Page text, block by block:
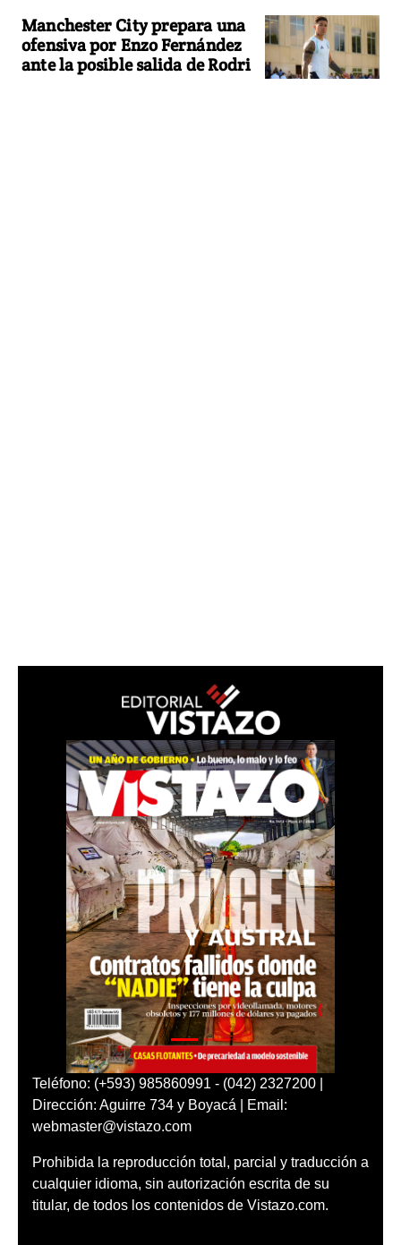
Manchester City prepara una
ofensiva por Enzo Fernández
ante la posible salida de Rodri
Teléfono: (+593) 985860991 - (042) 2327200 |
Dirección: Aguirre 734 y Boyacá | Email:
webmaster@vistazo.com
Prohibida la reproducción total, parcial y traducción a
cualquier idioma, sin autorización escrita de su
titular, de todos los contenidos de Vistazo.com.